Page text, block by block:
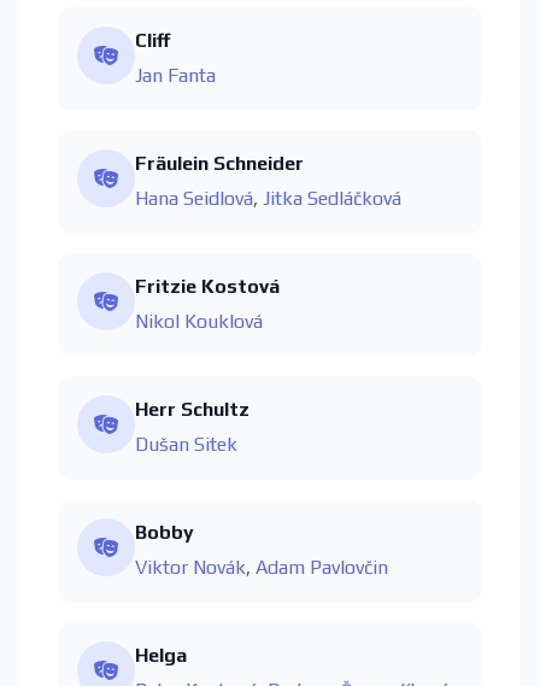
Cliff
Jan Fanta
Fräulein Schneider
Hana Seidlová, Jitka Sedláčková
Fritzie Kostová
Nikol Kouklová
Herr Schultz
Dušan Sitek
Bobby
Viktor Novák, Adam Pavlovčin
Helga